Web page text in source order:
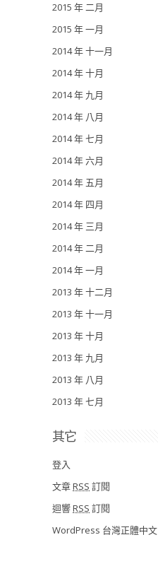
2015 年 二月
2015 年 一月
2014 年 十一月
2014 年 十月
2014 年 九月
2014 年 八月
2014 年 七月
2014 年 六月
2014 年 五月
2014 年 四月
2014 年 三月
2014 年 二月
2014 年 一月
2013 年 十二月
2013 年 十一月
2013 年 十月
2013 年 九月
2013 年 八月
2013 年 七月
其它
登入
文章RSS 訂閱
迴響RSS 訂閱
WordPress 台灣正體中文